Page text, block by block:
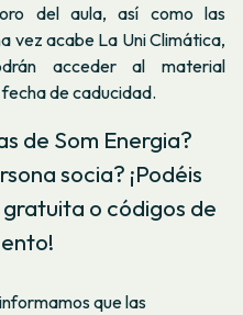
del aula, así como las
vez acabe La Uni Climática,
acceder al material
de caducidad.
de Som Energia?
socia? ¡Podéis
o códigos de
que las